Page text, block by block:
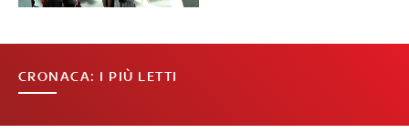
CRONACA: I PIÙ LETTI